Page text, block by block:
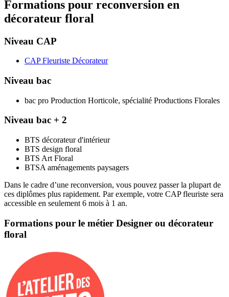
Formations pour reconversion en
décorateur floral
Niveau CAP
CAP Fleuriste Décorateur
Niveau bac
bac pro Production Horticole, spécialité Productions Florales
Niveau bac + 2
BTS décorateur d'intérieur
BTS design floral
BTS Art Floral
BTSA aménagements paysagers
Dans le cadre d’une reconversion, vous pouvez passer la plupart de
ces diplômes plus rapidement. Par exemple, votre CAP fleuriste sera
accessible en seulement 6 mois à 1 an.
Formations pour le métier Designer ou décorateur
floral